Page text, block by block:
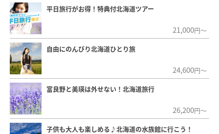
平日旅行がお得！特典付北海道ツアー
21,000円～
自由にのんびり北海道ひとり旅
24,600円～
富良野と美瑛は外せない！北海道旅行
26,200円～
子供も大人も楽しめる♪北海道の水族館に行こう！